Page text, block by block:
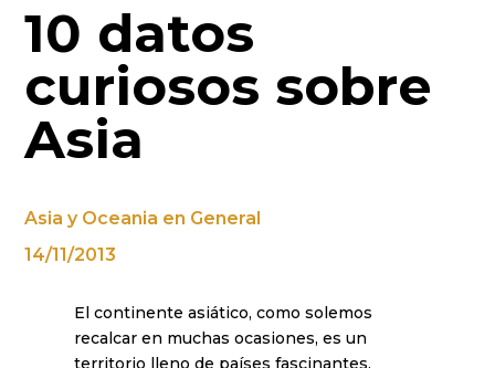
10 datos
curiosos sobre
Asia
Asia y Oceania en General
14/11/2013
El continente asiático, como solemos
recalcar en muchas ocasiones, es un
territorio lleno de países fascinantes,